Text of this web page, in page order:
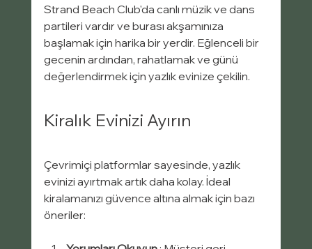
Strand Beach Club'da canlı müzik ve dans
partileri vardır ve burası akşamınıza
başlamak için harika bir yerdir. Eğlenceli bir
gecenin ardından, rahatlamak ve günü
değerlendirmek için yazlık evinize çekilin.
Kiralık Evinizi Ayırın
Çevrimiçi platformlar sayesinde, yazlık
evinizi ayırtmak artık daha kolay. İdeal
kiralamanızı güvence altına almak için bazı
öneriler: